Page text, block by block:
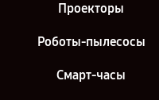
Проекторы
Роботы-пылесосы
Смарт-часы